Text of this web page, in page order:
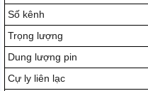
Số kênh
Trọng lượng
Dung lượng pin
Cự ly liên lạc